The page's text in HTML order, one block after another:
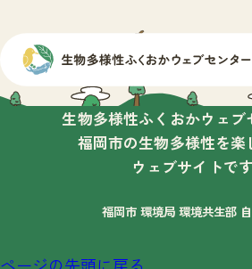
生物多様性ふくおかウェブ
福岡市の生物多様性を楽
ウェブサイトです
福岡市 環境局 環境共生部